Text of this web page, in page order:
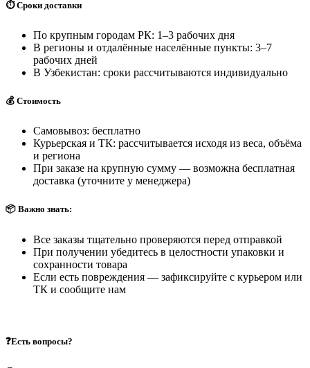
⏱️ Сроки доставки
По крупным городам РК: 1–3 рабочих дня
В регионы и отдалённые населённые пункты: 3–7
рабочих дней
В Узбекистан: сроки рассчитываются индивидуально
💰 Стоимость
Самовывоз: бесплатно
Курьерская и ТК: рассчитывается исходя из веса, объёма
и региона
При заказе на крупную сумму — возможна бесплатная
доставка (уточните у менеджера)
📦 Важно знать:
Все заказы тщательно проверяются перед отправкой
При получении убедитесь в целостности упаковки и
сохранности товара
Если есть повреждения — зафиксируйте с курьером или
ТК и сообщите нам
❓Есть вопросы?